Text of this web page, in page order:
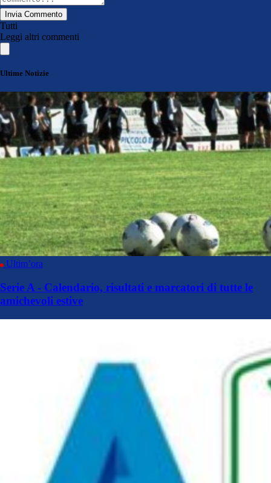
Invia Commento
Tutti
Leggi altri commenti
Ultime Notizie
Ultim’ora
Serie A - Calendario, risultati e marcatori di tutte le
amichevoli estive